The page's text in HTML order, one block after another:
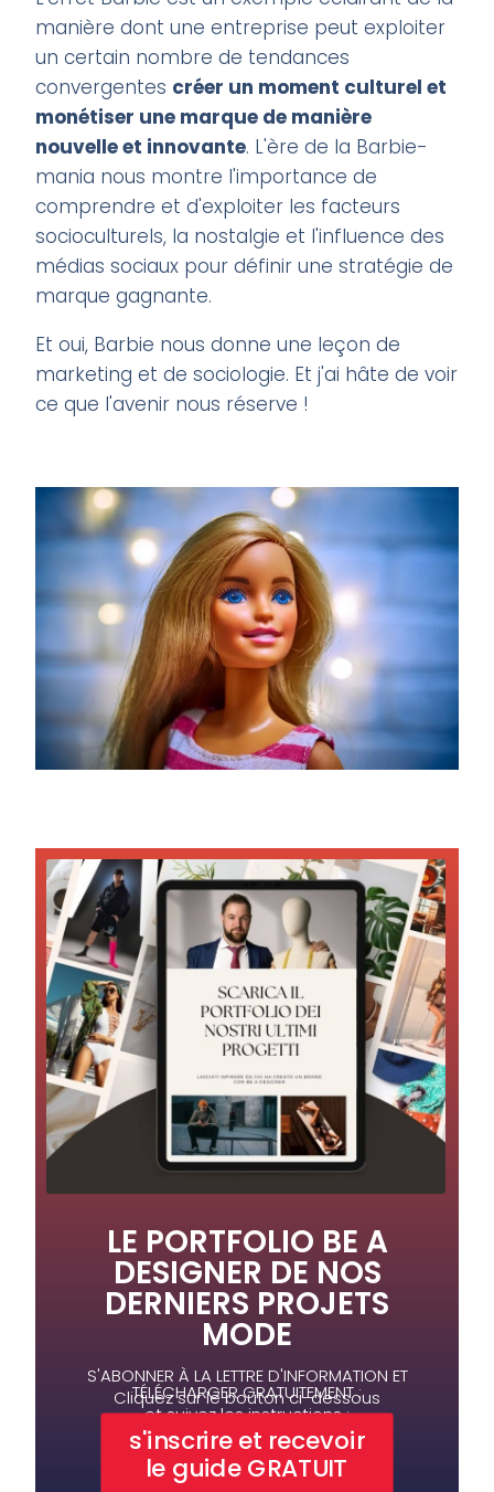
manière dont une entreprise peut exploiter
un certain nombre de tendances
convergentes créer un moment culturel et
monétiser une marque de manière
nouvelle et innovante. L'ère de la Barbie-
mania nous montre l'importance de
comprendre et d'exploiter les facteurs
socioculturels, la nostalgie et l'influence des
médias sociaux pour définir une stratégie de
marque gagnante.
Et oui, Barbie nous donne une leçon de
marketing et de sociologie. Et j'ai hâte de voir
ce que l'avenir nous réserve !
LE PORTFOLIO BE A
DESIGNER DE NOS
DERNIERS PROJETS
MODE
S'ABONNER À LA LETTRE D'INFORMATION ET
TÉLÉCHARGER GRATUITEMENT :
Cliquez sur le bouton ci-dessous
et suivez les instructions :
s'inscrire et recevoir
le guide GRATUIT